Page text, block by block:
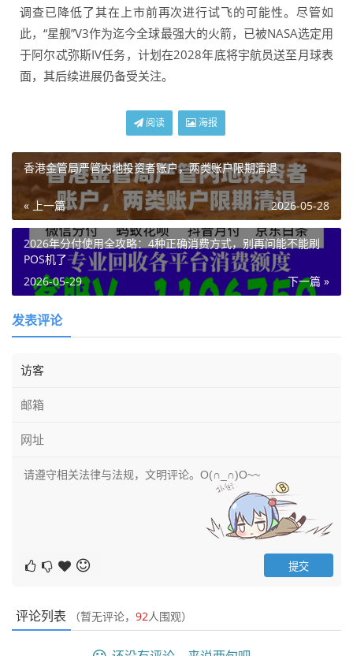
调查已降低了其在上市前再次进行试飞的可能性。尽管如
此，“星舰”V3作为迄今全球最强大的火箭，已被NASA选定用
于阿尔忒弥斯IV任务，计划在2028年底将宇航员送至月球表
面，其后续进展仍备受关注。
阅读 海报
香港金管局严管内地投资者账户，两类账户限期清退
« 上一篇 2026-05-28
2026年分付使用全攻略：4种正确消费方式，别再问能不能刷
POS机了
下一篇 »
2026-05-29
发表评论
评论列表 （暂无评论， 92人围观）